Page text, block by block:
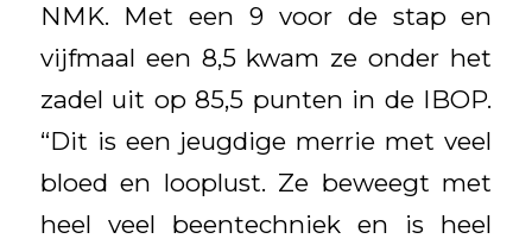
NMK. Met een 9 voor de stap en
vijfmaal een 8,5 kwam ze onder het
zadel uit op 85,5 punten in de IBOP.
“Dit is een jeugdige merrie met veel
bloed en looplust. Ze beweegt met
heel veel beentechniek en is heel